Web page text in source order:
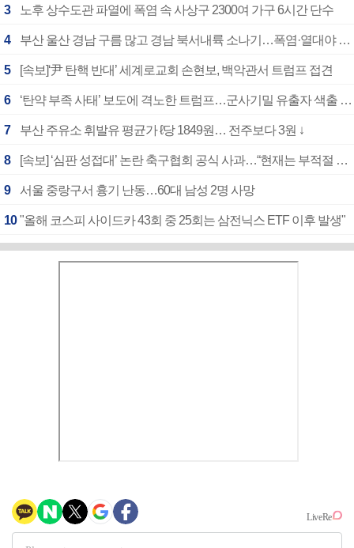
3 노후 상수도관 파열에 폭염 속 사상구 2300여 가구 6시간 단수
4 부산 울산 경남 구름 많고 경남 북서내륙 소나기…폭염·열대야 계속
5 [속보]‘尹 탄핵 반대’ 세계로교회 손현보, 백악관서 트럼프 접견
6 ‘탄약 부족 사태’ 보도에 격노한 트럼프…군사기밀 유출자 색출 지시
7 부산 주유소 휘발유 평균가 ℓ당 1849원… 전주보다 3원 ↓
8 [속보] ‘심판 성접대’ 논란 축구협회 공식 사과…“현재는 부적절 행위 없어”
9 서울 중랑구서 흉기 난동…60대 남성 2명 사망
10 "올해 코스피 사이드카 43회 중 25회는 삼전닉스 ETF 이후 발생"